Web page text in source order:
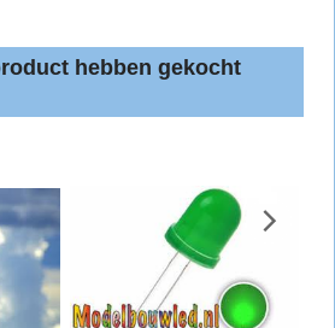
hebben gekocht